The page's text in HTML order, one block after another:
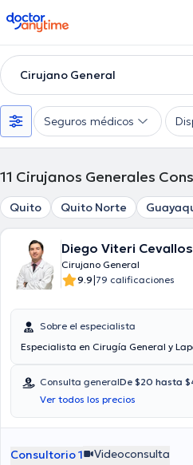
doctoranytime
Cirujano General
Seguros médicos
11 Cirujanos Generales
Quito Quito Norte
Diego Viteri Cevallos
Cirujano General
9.9|79 calificaciones
Sobre el especialista
Especialista en Cirugía General y
Consulta generalDe $20 hasta
Ver todos los precios
Consultorio 1 Videoconsulta